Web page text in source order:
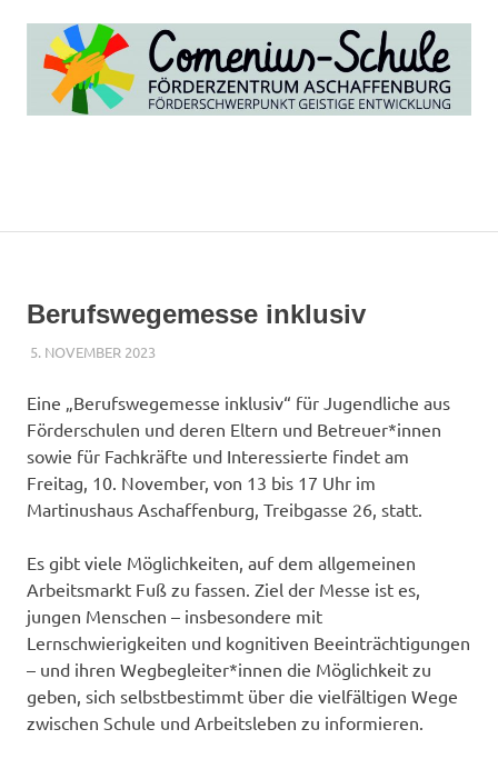
springen
Berufswegemesse inklusiv
5. NOVEMBER 2023SEBOLD
UNCATEGORIZED
Eine „Berufswegemesse inklusiv“ für Jugendliche aus
Förderschulen und deren Eltern und Betreuer*innen
sowie für Fachkräfte und Interessierte findet am
Freitag, 10. November, von 13 bis 17 Uhr im
Martinushaus Aschaffenburg, Treibgasse 26, statt.
Es gibt viele Möglichkeiten, auf dem allgemeinen
Arbeitsmarkt Fuß zu fassen. Ziel der Messe ist es,
jungen Menschen – insbesondere mit
Lernschwierigkeiten und kognitiven Beeinträchtigungen
– und ihren Wegbegleiter*innen die Möglichkeit zu
geben, sich selbstbestimmt über die vielfältigen Wege
zwischen Schule und Arbeitsleben zu informieren.